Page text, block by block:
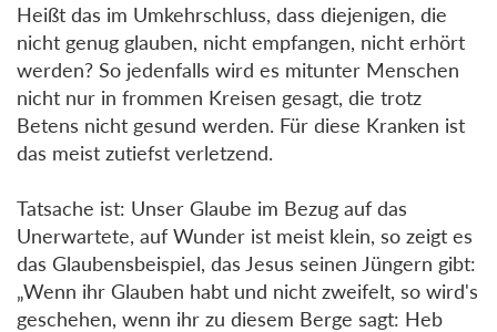
Heißt das im Umkehrschluss, dass diejenigen, die
nicht genug glauben, nicht empfangen, nicht erhört
werden? So jedenfalls wird es mitunter Menschen
nicht nur in frommen Kreisen gesagt, die trotz
Betens nicht gesund werden. Für diese Kranken ist
das meist zutiefst verletzend.
Tatsache ist: Unser Glaube im Bezug auf das
Unerwartete, auf Wunder ist meist klein, so zeigt es
das Glaubensbeispiel, das Jesus seinen Jüngern gibt:
„Wenn ihr Glauben habt und nicht zweifelt, so wird's
geschehen, wenn ihr zu diesem Berge sagt: Heb